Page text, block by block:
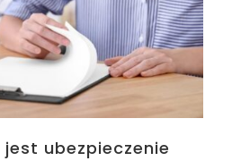
jest ubezpieczenie